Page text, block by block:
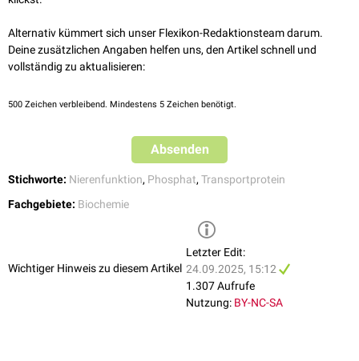
Alternativ kümmert sich unser Flexikon-Redaktionsteam darum.
Deine zusätzlichen Angaben helfen uns, den Artikel schnell und
vollständig zu aktualisieren:
500 Zeichen verbleibend. Mindestens 5 Zeichen benötigt.
Absenden
Stichworte: Nierenfunktion, Phosphat, Transportprotein
Fachgebiete: Biochemie
Wichtiger Hinweis zu diesem Artikel
Letzter Edit:
24.09.2025, 15:12
1.307 Aufrufe
Nutzung: BY-NC-SA